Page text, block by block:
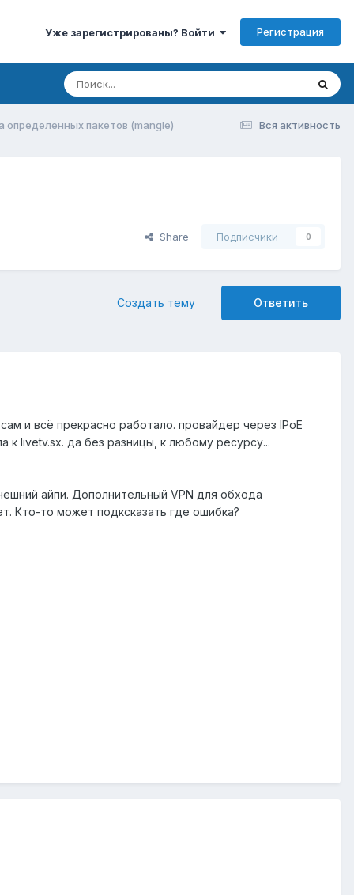
Уже зарегистрированы? Войти Регистрация
Вся активность
определенных пакетов (mangle)
Share Подписчики 0
Ответить
Создать тему
и всё прекрасно работало. провайдер через IPoE
к livetv.sx. да без разницы, к любому ресурсу...
айпи. Дополнительный VPN для обхода
Кто-то может подксказать где ошибка?